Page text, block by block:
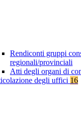
Rendiconti gruppi
regionali/provinciali
Atti degli organi di
degli uffici 16